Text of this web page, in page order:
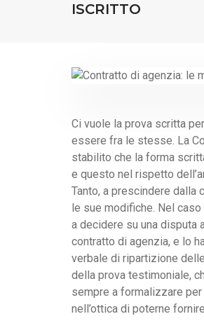
ISCRITTO
Ci vuole la prova scritta
essere fra le stesse. La
stabilito che la forma
e questo nel rispetto
Tanto, a prescindere dalla
le sue modifiche. Nel
a decidere su una disputa
contratto di agenzia, e lo
verbale di ripartizione
della prova testimoniale,
sempre a formalizzare
nell’ottica di poterne